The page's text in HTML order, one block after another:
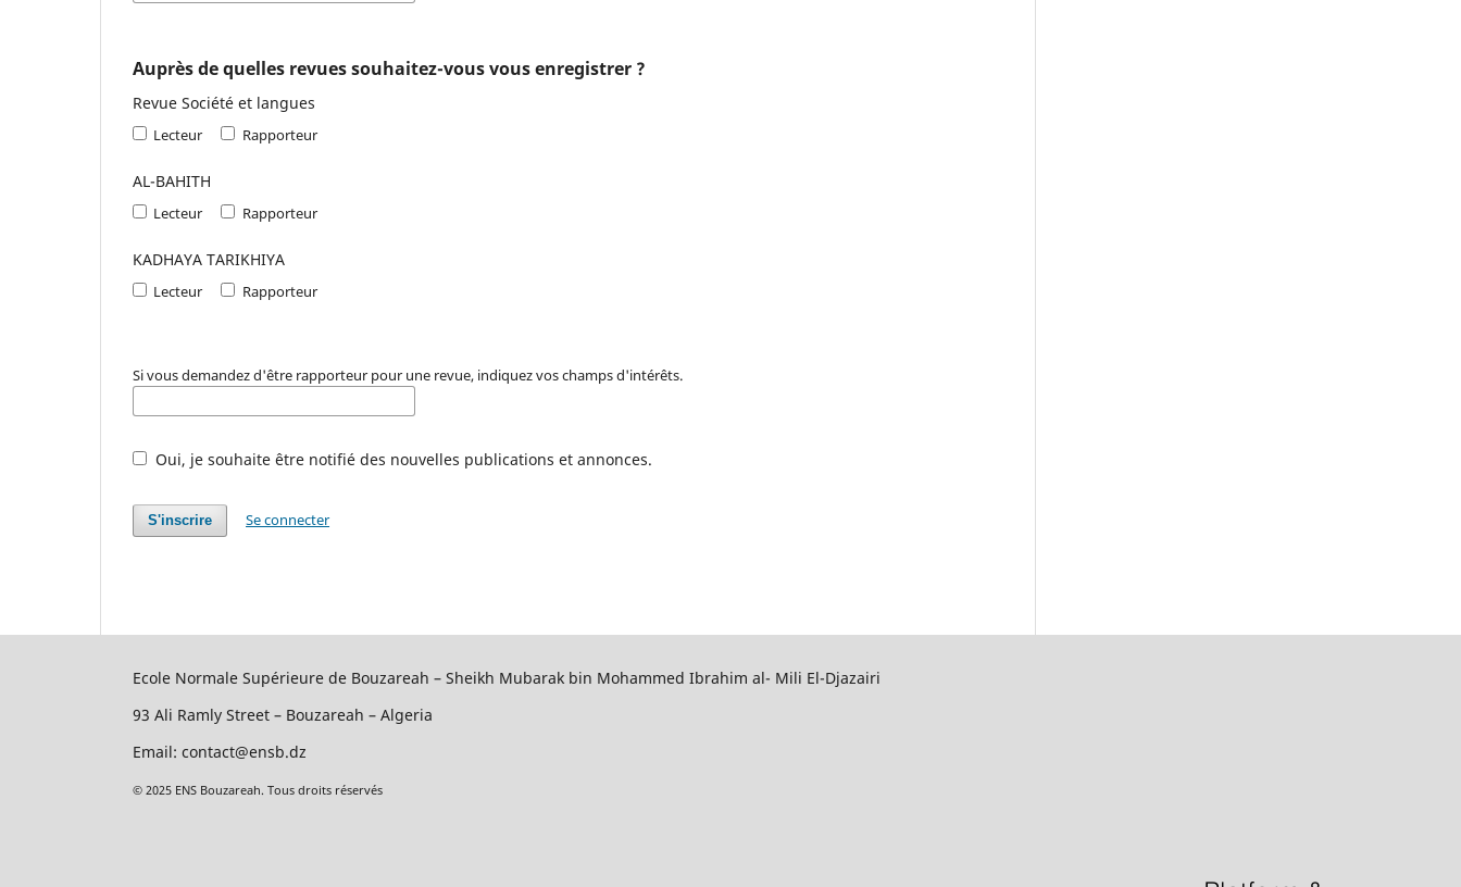
Auprès de quelles revues souhaitez-vous vous enregistrer ?
Revue Société et langues
Lecteur Rapporteur
AL-BAHITH
Lecteur Rapporteur
KADHAYA TARIKHIYA
Lecteur Rapporteur
Si vous demandez d'être rapporteur pour une revue, indiquez vos champs d'intérêts.
Oui, je souhaite être notifié des nouvelles publications et annonces.
S'inscrire Se connecter
Ecole Normale Supérieure de Bouzareah – Sheikh Mubarak bin Mohammed Ibrahim al- Mili El-Djazairi
93 Ali Ramly Street – Bouzareah – Algeria
Email: contact@ensb.dz
© 2025 ENS Bouzareah. Tous droits réservés